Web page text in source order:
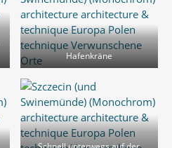
Hafenkräne